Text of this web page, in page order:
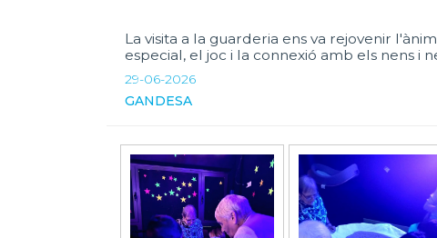
La visita a la guarderia ens va rejovenir
especial, el joc i la connexió amb els nens i
29-06-2026
GANDESA